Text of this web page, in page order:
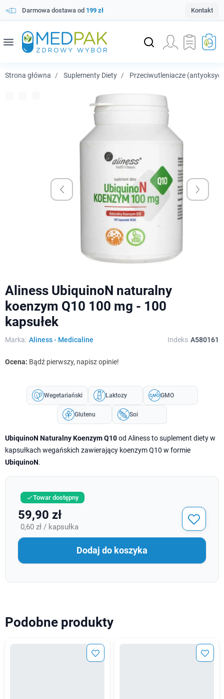
Darmowa dostawa od 199 zł Kontakt
menu
Strona główna Suplementy Diety Przeciwutleniacze
Aliness UbiquinoN naturalny
koenzym Q10 100 mg - 100
kapsułek
Marka: Aliness - Medicaline Indeks A580161
Ocena: Bądź pierwszy, napisz opinie!
Wegetariański Laktozy GMO
Glutenu Soi
UbiquinoN Naturalny Koenzym Q10od Aliness to suplement diety w
kapsułkach wegańskich zawierający koenzym Q10 w formie
UbiquinoN.
Towar dostępny
59,90 zł
0,60 zł / kapsułka
Dodaj do koszyka
Podobne produkty